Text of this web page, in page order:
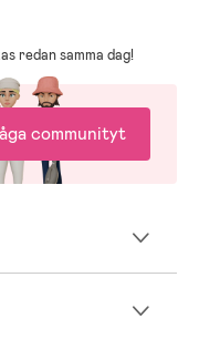
redan samma dag!
communityt